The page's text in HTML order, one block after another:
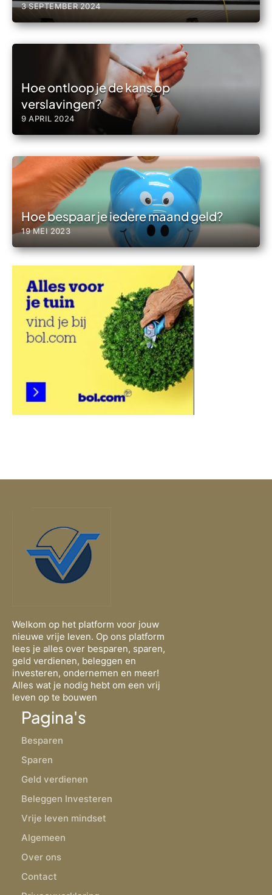
3 SEPTEMBER 2024
Hoe ontloop je de kans op
verslavingen?
9 APRIL 2024
Hoe bespaar je iedere maand geld?
19 MEI 2023
Welkom op het platform voor jouw
nieuwe vrije leven. Op ons platform
lees je alles over besparen, sparen,
geld verdienen, beleggen en
investeren, ondernemen en meer!
Alles wat je nodig hebt om een vrij
leven op te bouwen
Pagina's
Besparen
Sparen
Geld verdienen
Beleggen Investeren
Vrije leven mindset
Algemeen
Over ons
Contact